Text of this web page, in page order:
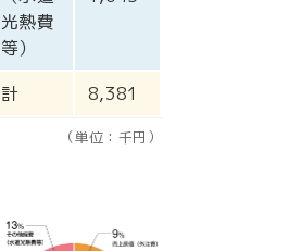
光熱費
等）
計 8,381
（単位：千円）